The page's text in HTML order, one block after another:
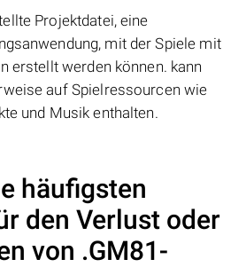
Projektdatei, eine
mit der Spiele mit
erstellt werden können. kann
auf Spielressourcen wie
und Musik enthalten.
häufigsten
den Verlust oder
von .GM81-